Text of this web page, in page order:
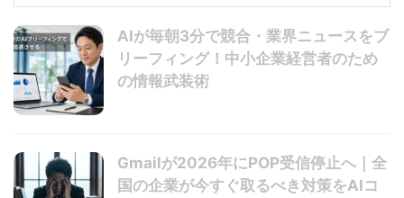
AIが毎朝3分で競合・業界ニュースをブ
リーフィング！中小企業経営者のため
の情報武装術
Gmailが2026年にPOP受信停止へ｜全
国の企業が今すぐ取るべき対策をAIコ